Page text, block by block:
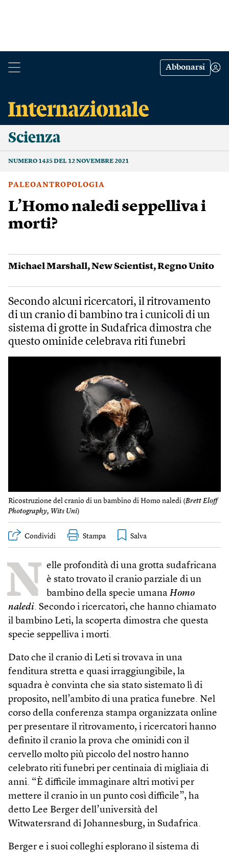
Abbonarsi
Scienza
NUMERO 1435 DEL 12 NOVEMBRE 2021
PALEOANTROPOLOGIA
L’Homo naledi seppelliva i
morti?
Michael Marshall,New Scientist,Regno Unito
Secondo alcuni ricercatori, il ritrovamento
di un cranio di bambino tra i cunicoli di un
sistema di grotte in Sudafrica dimostra che
questo ominide celebrava riti funebri
Ricostruzione del cranio di un bambino di Homo naledi (Brett Eloff
Photography, Wits Uni)
Condividi Stampa
N elle profondità di una grotta sudafricana
è stato trovato il cranio parziale di un
bambino della specie umana Homo
naledi. Secondo i ricercatori, che hanno chiamato
il bambino Leti, la scoperta dimostra che questa
specie seppelliva i morti.
Dato che il cranio di Leti si trovava in una
fenditura stretta e quasi irraggiungibile, la
squadra è convinta che sia stato sistemato lì di
proposito, nell’ambito di una pratica funebre. Nel
corso della conferenza stampa organizzata online
per presentare il ritrovamento, i ricercatori hanno
definito il cranio la prova che ominidi con il
cervello molto più piccolo del nostro hanno
celebrato riti funebri per centinaia di migliaia di
anni. “È difficile immaginare altri motivi per
mettere il cranio in un punto così difficile”, ha
detto Lee Berger dell’università del
Witwatersrand di Johannesburg, in Sudafrica.
Berger e i suoi colleghi esplorano il sistema di